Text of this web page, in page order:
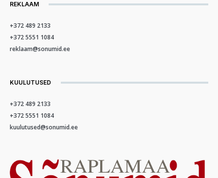
REKLAAM
+372 489 2133
+372 5551 1084
reklaam@sonumid.ee
KUULUTUSED
+372 489 2133
+372 5551 1084
kuulutused@sonumid.ee